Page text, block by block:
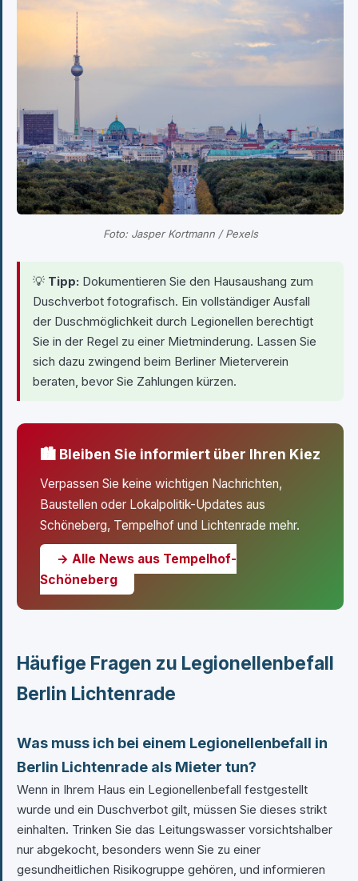
Foto: Jasper Kortmann / Pexels
💡 Tipp: Dokumentieren Sie den Hausaushang zum
Duschverbot fotografisch. Ein vollständiger Ausfall
der Duschmöglichkeit durch Legionellen berechtigt
Sie in der Regel zu einer Mietminderung. Lassen Sie
sich dazu zwingend beim Berliner Mieterverein
beraten, bevor Sie Zahlungen kürzen.
🏙 Bleiben Sie informiert über Ihren Kiez
Verpassen Sie keine wichtigen Nachrichten,
Baustellen oder Lokalpolitik-Updates aus
Schöneberg, Tempelhof und Lichtenrade mehr.
→ Alle News aus Tempelhof-
Schöneberg
Häufige Fragen zu Legionellenbefall
Berlin Lichtenrade
Was muss ich bei einem Legionellenbefall in
Berlin Lichtenrade als Mieter tun?
Wenn in Ihrem Haus ein Legionellenbefall festgestellt
wurde und ein Duschverbot gilt, müssen Sie dieses strikt
einhalten. Trinken Sie das Leitungswasser vorsichtshalber
nur abgekocht, besonders wenn Sie zu einer
gesundheitlichen Risikogruppe gehören, und informieren